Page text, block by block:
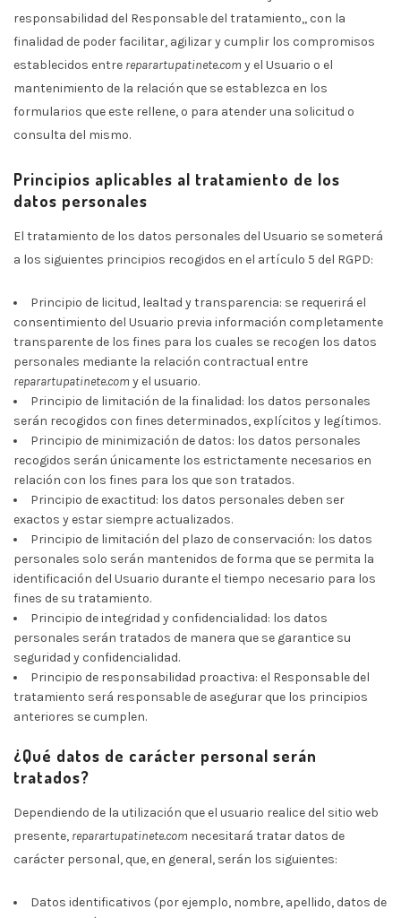
responsabilidad del Responsable del tratamiento,, con la
finalidad de poder facilitar, agilizar y cumplir los compromisos
establecidos entre reparartupatinete.com y el Usuario o el
mantenimiento de la relación que se establezca en los
formularios que este rellene, o para atender una solicitud o
consulta del mismo.
Principios aplicables al tratamiento de los
datos personales
El tratamiento de los datos personales del Usuario se someterá
a los siguientes principios recogidos en el artículo 5 del RGPD:
Principio de licitud, lealtad y transparencia: se requerirá el
consentimiento del Usuario previa información completamente
transparente de los fines para los cuales se recogen los datos
personales mediante la relación contractual entre
reparartupatinete.com y el usuario.
Principio de limitación de la finalidad: los datos personales
serán recogidos con fines determinados, explícitos y legítimos.
Principio de minimización de datos: los datos personales
recogidos serán únicamente los estrictamente necesarios en
relación con los fines para los que son tratados.
Principio de exactitud: los datos personales deben ser
exactos y estar siempre actualizados.
Principio de limitación del plazo de conservación: los datos
personales solo serán mantenidos de forma que se permita la
identificación del Usuario durante el tiempo necesario para los
fines de su tratamiento.
Principio de integridad y confidencialidad: los datos
personales serán tratados de manera que se garantice su
seguridad y confidencialidad.
Principio de responsabilidad proactiva: el Responsable del
tratamiento será responsable de asegurar que los principios
anteriores se cumplen.
¿Qué datos de carácter personal serán
tratados?
Dependiendo de la utilización que el usuario realice del sitio web
presente, reparartupatinete.com necesitará tratar datos de
carácter personal, que, en general, serán los siguientes:
Datos identificativos (por ejemplo, nombre, apellido, datos de